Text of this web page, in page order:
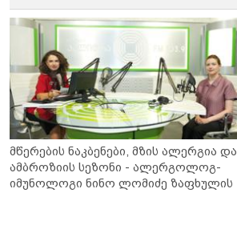
მწერების ნაკბენები, მზის ალერგია და
ამბროზიის სეზონი - ალერგოლოგ-
იმუნოლოგი ნინო ლომიძე ზაფხულის